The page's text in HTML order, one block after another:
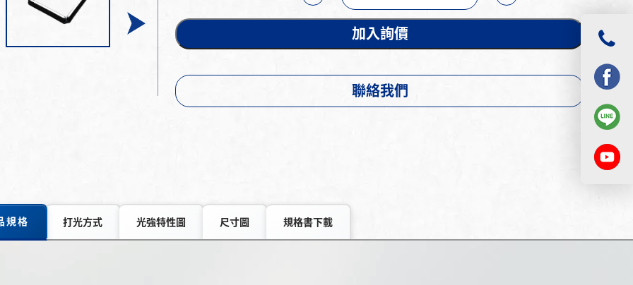
加入詢價
聯絡我們
規格 打光方式 光強特性圖 尺寸圖 規格書下載